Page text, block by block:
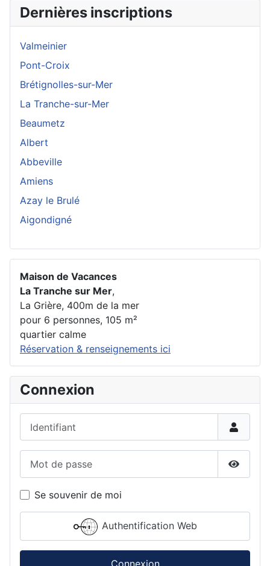
Dernières inscriptions
Valmeinier
Pont-Croix
Brétignolles-sur-Mer
La Tranche-sur-Mer
Beaumetz
Albert
Abbeville
Amiens
Azay le Brulé
Aigondigné
Maison de Vacances
La Tranche sur Mer,
La Grière, 400m de la mer
pour 6 personnes, 105 m²
quartier calme
Réservation & renseignements ici
Connexion
Se souvenir de moi
Authentification Web